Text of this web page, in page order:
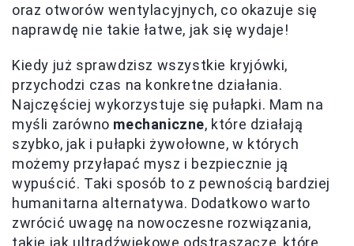
oraz otworów wentylacyjnych, co okazuje się
naprawdę nie takie łatwe, jak się wydaje!
Kiedy już sprawdzisz wszystkie kryjówki,
przychodzi czas na konkretne działania.
Najczęściej wykorzystuje się pułapki. Mam na
myśli zarówno mechaniczne, które działają
szybko, jak i pułapki żywołowne, w których
możemy przyłapać mysz i bezpiecznie ją
wypuścić. Taki sposób to z pewnością bardziej
humanitarna alternatywa. Dodatkowo warto
zwrócić uwagę na nowoczesne rozwiązania,
takie jak ultradźwiękowe odstraszacze, które